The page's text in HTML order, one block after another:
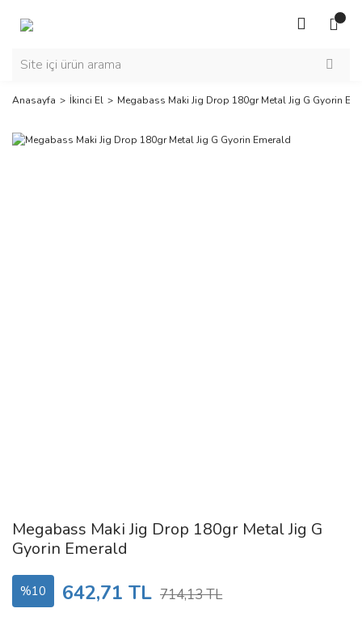
Anasayfa İkinci El Megabass Maki Jig Drop 180gr Metal Jig G Gyorin
Megabass Maki Jig Drop 180gr Metal Jig G
Gyorin Emerald
%10 642,71 TL 714,13 TL